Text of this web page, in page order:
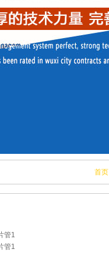
首页
管1
管1